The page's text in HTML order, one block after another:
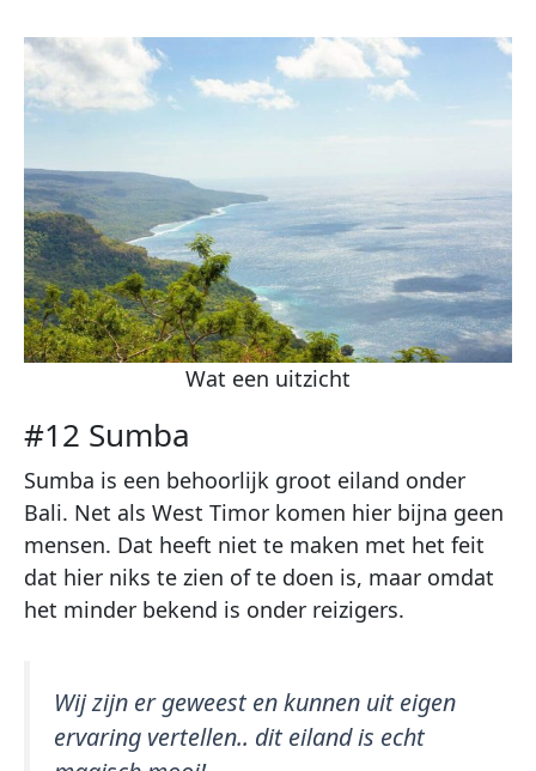
Wat een uitzicht
#12 Sumba
Sumba is een behoorlijk groot eiland onder
Bali. Net als West Timor komen hier bijna geen
mensen. Dat heeft niet te maken met het feit
dat hier niks te zien of te doen is, maar omdat
het minder bekend is onder reizigers.
Wij zijn er geweest en kunnen uit eigen
ervaring vertellen.. dit eiland is echt